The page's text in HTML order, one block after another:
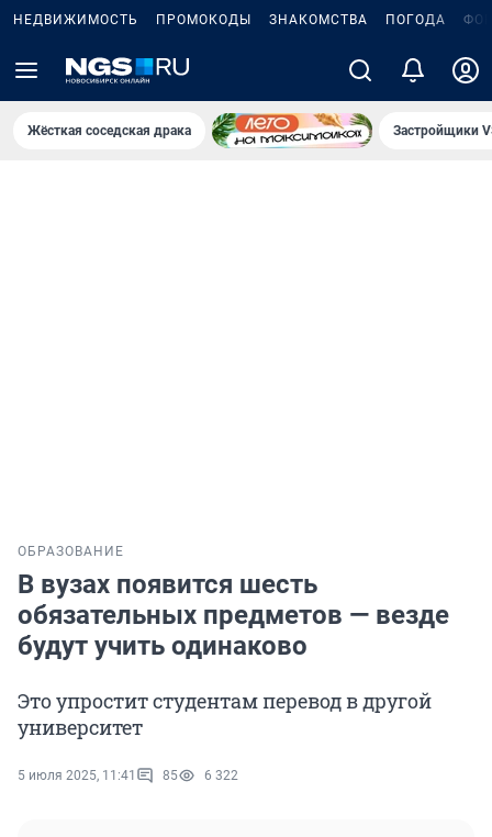
НЕДВИЖИМОСТЬ ПРОМОКОДЫ ЗНАКОМСТВА ПОГОДА
Жёсткая соседская драка Застройщики
ОБРАЗОВАНИЕ
В вузах появится шесть
обязательных предметов — везде
будут учить одинаково
Это упростит студентам перевод в другой
университет
5 июля 2025, 11:41 85 6 322